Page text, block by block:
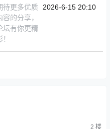
待更多优质
容的分享，
坛有你更精
！
2026-6-15 20:10
2 楼